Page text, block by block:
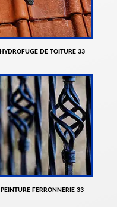
HYDROFUGE DE TOITURE 33
PEINTURE FERRONNERIE 33